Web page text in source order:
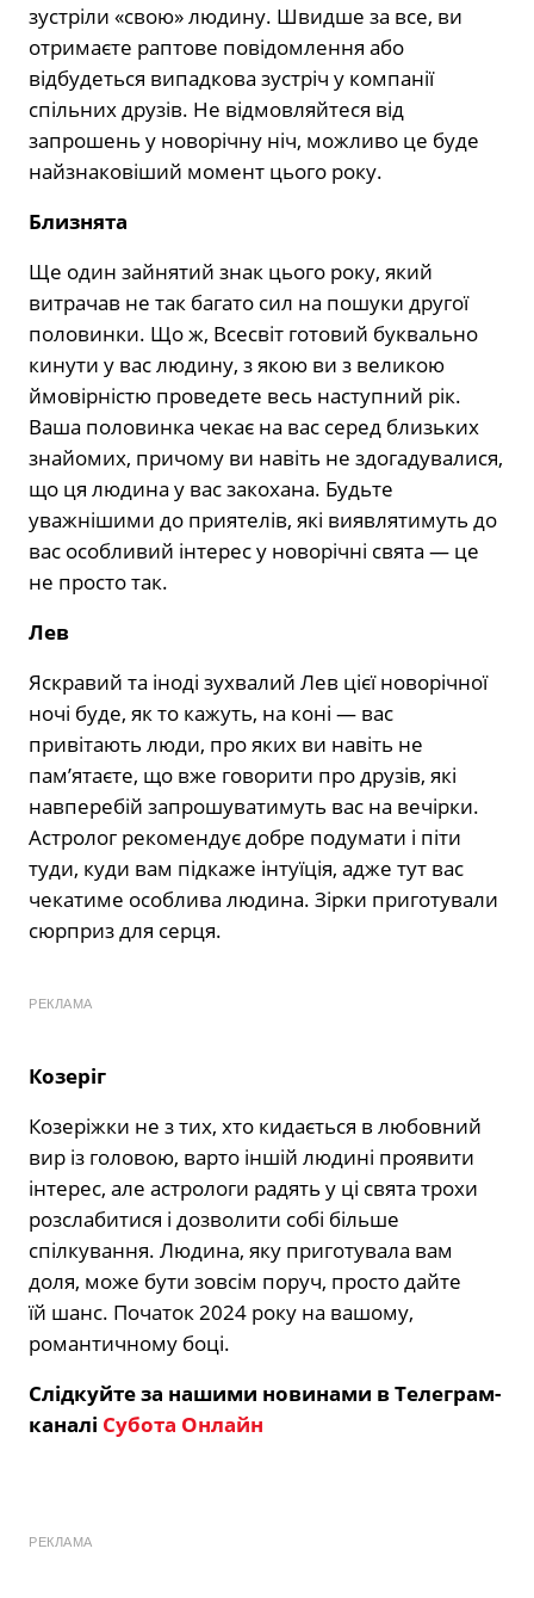
зустріли «свою» людину. Швидше за все, ви
отримаєте раптове повідомлення або
відбудеться випадкова зустріч у компанії
спільних друзів. Не відмовляйтеся від
запрошень у новорічну ніч, можливо це буде
найзнаковіший момент цього року.
Близнята
Ще один зайнятий знак цього року, який
витрачав не так багато сил на пошуки другої
половинки. Що ж, Всесвіт готовий буквально
кинути у вас людину, з якою ви з великою
ймовірністю проведете весь наступний рік.
Ваша половинка чекає на вас серед близьких
знайомих, причому ви навіть не здогадувалися,
що ця людина у вас закохана. Будьте
уважнішими до приятелів, які виявлятимуть до
вас особливий інтерес у новорічні свята — це
не просто так.
Лев
Яскравий та іноді зухвалий Лев цієї новорічної
ночі буде, як то кажуть, на коні — вас
привітають люди, про яких ви навіть не
пам’ятаєте, що вже говорити про друзів, які
навперебій запрошуватимуть вас на вечірки.
Астролог рекомендує добре подумати і піти
туди, куди вам підкаже інтуїція, адже тут вас
чекатиме особлива людина. Зірки приготували
сюрприз для серця.
РЕКЛАМА
Козеріг
Козеріжки не з тих, хто кидається в любовний
вир із головою, варто іншій людині проявити
інтерес, але астрологи радять у ці свята трохи
розслабитися і дозволити собі більше
спілкування. Людина, яку приготувала вам
доля, може бути зовсім поруч, просто дайте
їй шанс. Початок 2024 року на вашому,
романтичному боці.
Слідкуйте за нашими новинами в Телеграм-
каналі Субота Онлайн
РЕКЛАМА